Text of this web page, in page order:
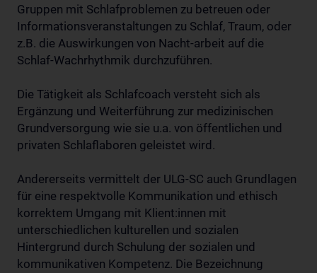
Gruppen mit Schlafproblemen zu betreuen oder
Informationsveranstaltungen zu Schlaf, Traum, oder
z.B. die Auswirkungen von Nacht-arbeit auf die
Schlaf-Wachrhythmik durchzuführen.
Die Tätigkeit als Schlafcoach versteht sich als
Ergänzung und Weiterführung zur medizinischen
Grundversorgung wie sie u.a. von öffentlichen und
privaten Schlaflaboren geleistet wird.
Andererseits vermittelt der ULG-SC auch Grundlagen
für eine respektvolle Kommunikation und ethisch
korrektem Umgang mit Klient:innen mit
unterschiedlichen kulturellen und sozialen
Hintergrund durch Schulung der sozialen und
kommunikativen Kompetenz. Die Bezeichnung